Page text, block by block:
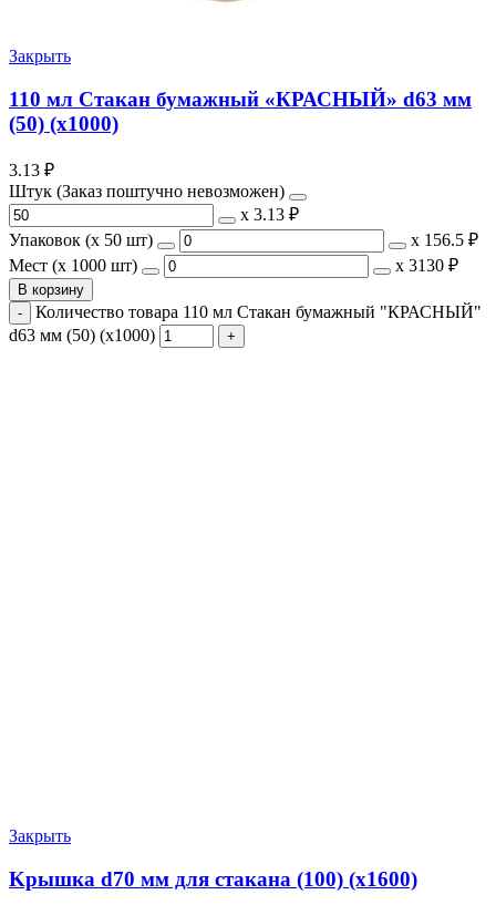
Закрыть
110 мл Стакан бумажный «КРАСНЫЙ» d63 мм
(50) (х1000)
3.13 ₽
Штук (Заказ поштучно невозможен)
х 3.13 ₽
Упаковок (x 50 шт)
х 156.5 ₽
Мест (x 1000 шт)
х 3130 ₽
В корзину
Количество товара 110 мл Стакан бумажный "КРАСНЫЙ"
d63 мм (50) (х1000)
Закрыть
Kрышка d70 мм для стакана (100) (х1600)